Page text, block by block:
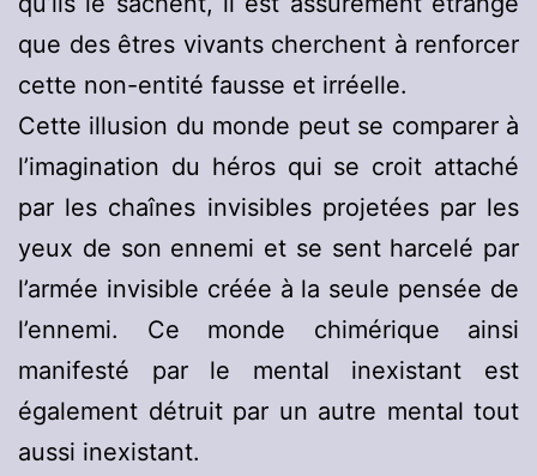
que des êtres vivants cherchent à renforcer
cette non-entité fausse et irréelle.
Cette illusion du monde peut se comparer à
l’imagination du héros qui se croit attaché
par les chaînes invisibles projetées par les
yeux de son ennemi et se sent harcelé par
l’armée invisible créée à la seule pensée de
l’ennemi. Ce monde chimérique ainsi
manifesté par le mental inexistant est
également détruit par un autre mental tout
aussi inexistant.